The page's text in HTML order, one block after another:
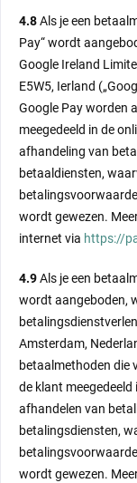
4.8Als je een
Pay“ wordt
Google Ireland
E5W5, Ierland
Google Pay worden
meegedeeld in de
afhandeling van
betaaldiensten,
wordt gewezen.
internet via https://
4.9Als je een
wordt aangeboden,
Amsterdam,
betaalmethoden die
de klant
afhandelen van
betalingsdiensten,
wordt gewezen.